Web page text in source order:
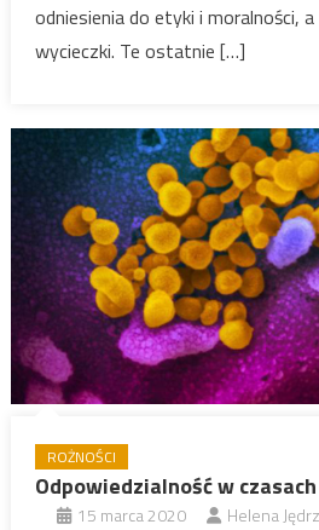
odniesienia do etyki i moralności,
wycieczki. Te ostatnie […]
ROŻNOŚCI
Odpowiedzialność w
15 marca 2020 Helena